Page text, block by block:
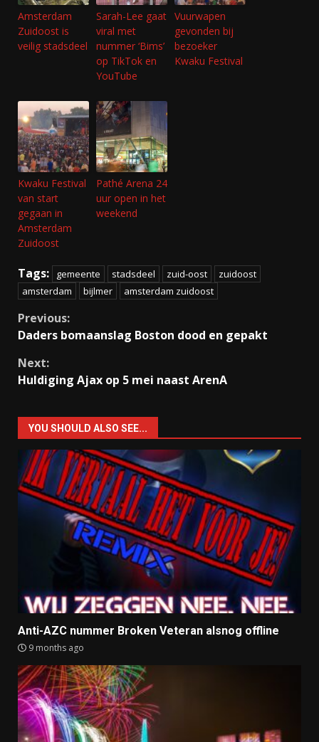
Amsterdam
Zuidoost is
veilig stadsdeel
Sarah-Lee gaat
viral met
nummer ‘Bims’
op TikTok en
YouTube
Vuurwapen
gevonden bij
bezoeker
Kwaku Festival
Kwaku Festival
van start
gegaan in
Amsterdam
Zuidoost
Pathé Arena 24
uur open in het
weekend
Tags: gemeente stadsdeel zuid-oost
zuidoost
amsterdam
bijlmer amsterdam zuidoost
Continue
Previous:
Daders bomaanslag Boston dood en gepakt
Next:
Huldiging Ajax op 5 mei naast ArenA
YOU SHOULD ALSO SEE...
Anti-AZC nummer Broken Veteran alsnog offline
9 months ago